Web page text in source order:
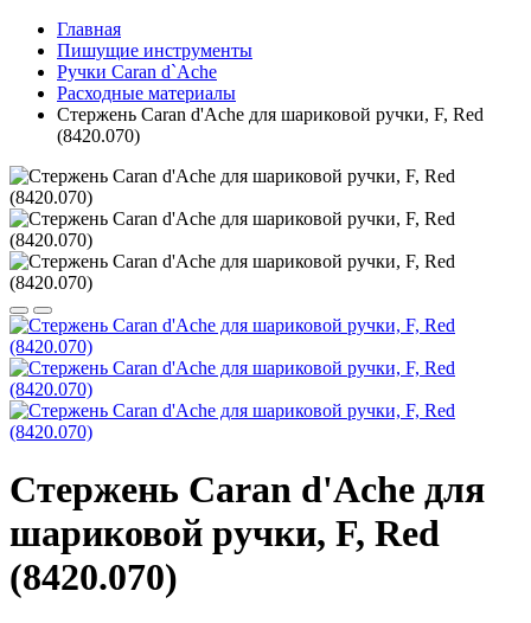
Главная
Пишущие инструменты
Ручки Caran d`Ache
Расходные материалы
Стержень Caran d'Ache для шариковой ручки, F, Red
(8420.070)
Стержень Caran d'Ache для
шариковой ручки, F, Red
(8420.070)